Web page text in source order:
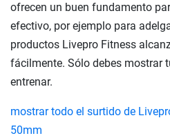
ofrecen un buen fundamento
efectivo, por ejemplo para
productos Livepro Fitness
fácilmente. Sólo debes mostrar
entrenar.
mostrar todo el surtido de
50mm